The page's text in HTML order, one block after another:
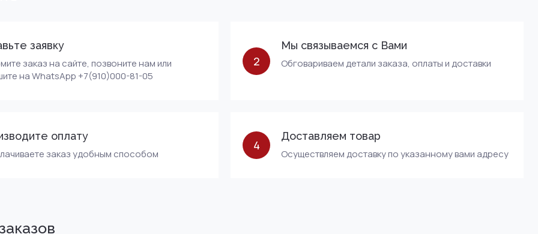
заявку
заказ на сайте, позвоните нам или
на WhatsApp +7(910)000-81-05
2
Мы связываемся с Вами
Обговариваем детали заказа, оплаты и доставки
оплату
заказ удобным способом
4
Доставляем товар
Осуществляем доставку по указанному вами адресу